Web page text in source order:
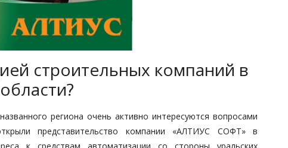
строительных компаний в
региона очень активно интересуются вопросами
представительство компании «АЛТИУС СОФТ» в